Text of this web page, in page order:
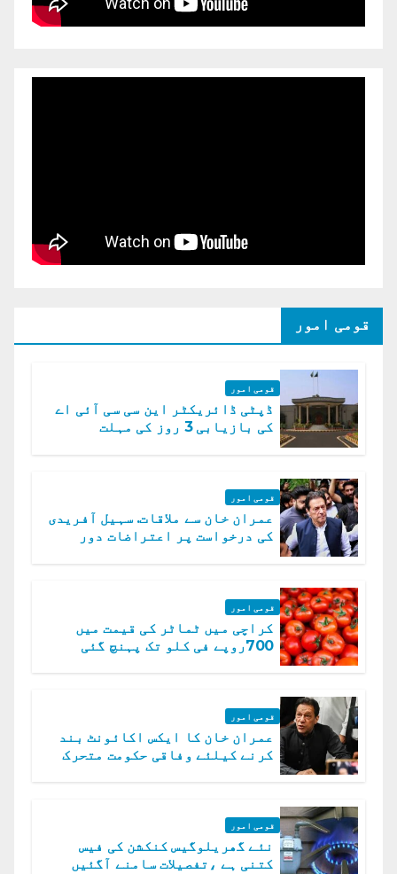
قومی امور
قومی امور
ڈپٹی ڈائریکٹر این سی سی آئی اے
کی بازیابی 3 روز کی مہلت
قومی امور
عمران خان سے ملاقات. سہیل آفریدی
کی درخواست پر اعتراضات دور
قومی امور
کراچی میں ٹماٹر کی قیمت میں
700روپے فی کلو تک پہنچ گئی
قومی امور
عمران خان کا ایکس اکائونٹ بند
کرنے کیلئے وفاقی حکومت متحرک
قومی امور
نئے گھریلوگیس کنکشن کی فیس
کتنی ہے ،تفصیلات سامنے آگئیں